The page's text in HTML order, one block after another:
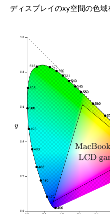
ディスプレイのxy空間の色域